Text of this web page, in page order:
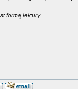
formą lektury